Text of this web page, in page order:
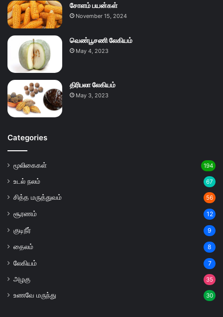
சோளம் பயன்கள்
November 15, 2024
வெண்பூசணி லேகியம்
May 4, 2023
திரிபலா லேகியம்
May 3, 2023
Categories
மூலிகைகள் 194
உடல் நலம் 67
சித்த மருத்துவம் 56
சூரணம் 12
குடிநீர் 9
தைலம் 8
லேகியம் 7
அழகு 35
உணவே மருந்து 30